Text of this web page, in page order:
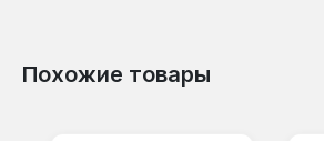
Похожие товары